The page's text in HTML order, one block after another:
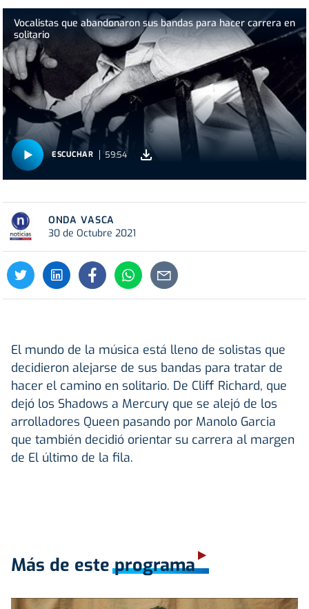
Vocalistas que abandonaron sus bandas para hacer carrera en
solitario
ESCUCHAR 59:54
ONDA VASCA
30 de Octubre 2021
El mundo de la música está lleno de solistas que
decidieron alejarse de sus bandas para tratar de
hacer el camino en solitario. De Cliff Richard, que
dejó los Shadows a Mercury que se alejó de los
arrolladores Queen pasando por Manolo Garcia
que también decidió orientar su carrera al margen
de El último de la fila.
Más de este programa